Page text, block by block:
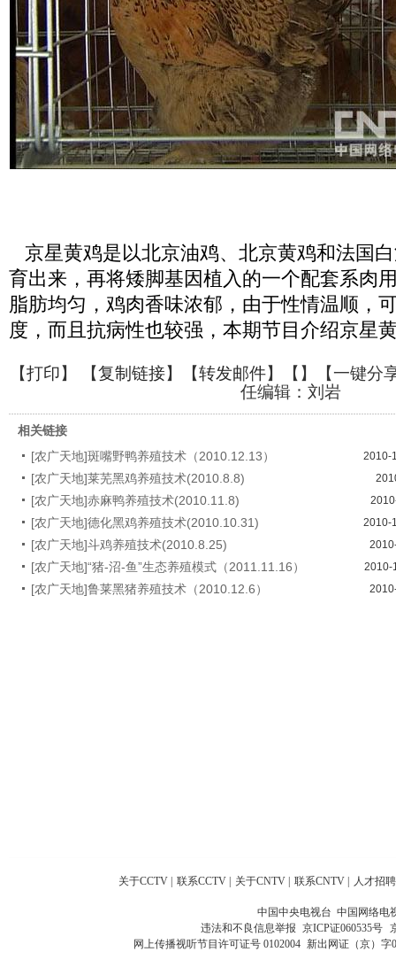
京星黄鸡是以北京油鸡、北京黄鸡和法国
育出来，再将矮脚基因植入的一个配套系肉
脂肪均匀，鸡肉香味浓郁，由于性情温顺，
度，而且抗病性也较强，本期节目介绍京星
【打印】 【复制链接】【转发邮件】【 】
【一键分
任编辑：刘岩
相关链接
[农广天地]斑嘴野鸭养殖技术（2010.12.13）
2010-
[农广天地]莱芜黑鸡养殖技术(2010.8.8)
[农广天地]赤麻鸭养殖技术(2010.11.8)
[农广天地]德化黑鸡养殖技术(2010.10.31) 2010-
[农广天地]斗鸡养殖技术(2010.8.25)
[农广天地]“猪-沼-鱼”生态养殖模式（2011.11.16） 2010-
[农广天地]鲁莱黑猪养殖技术（2010.12.6）
关于CCTV 联系CCTV 关于CNTV 联系CNTV 人才招聘
中国中央电视台 中国网络电
违法和不良信息举报 京ICP证060535号
网上传播视听节目许可证号 0102004 新出网证（京）